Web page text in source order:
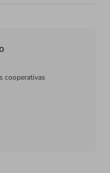
cooperativas